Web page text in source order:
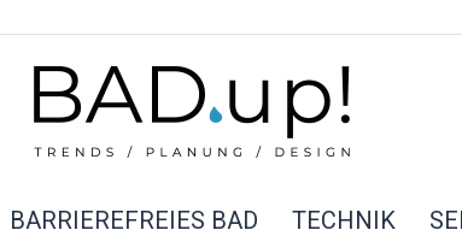
BARRIEREFREIES BAD TECHNIK